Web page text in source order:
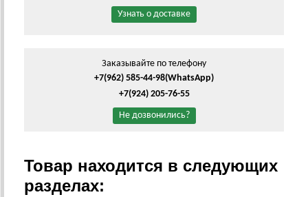
Узнать о доставке
Заказывайте по телефону
+7(962) 585-44-98(WhatsApp)
+7(924) 205-76-55
Не дозвонились?
Товар находится в следующих
разделах: